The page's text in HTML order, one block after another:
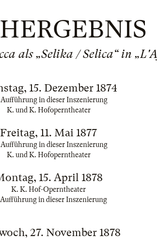
als „Selika / Selica“ in
15. Dezember 1874
Aufführung in dieser Inszenierung
K. und K. Hofoperntheater
Freitag, 11. Mai 1877
in dieser Inszenierung
K. und K. Hofoperntheater
15. April 1878
K. K. Hof-Operntheater
Aufführung in dieser Inszenierung
27. November 1878